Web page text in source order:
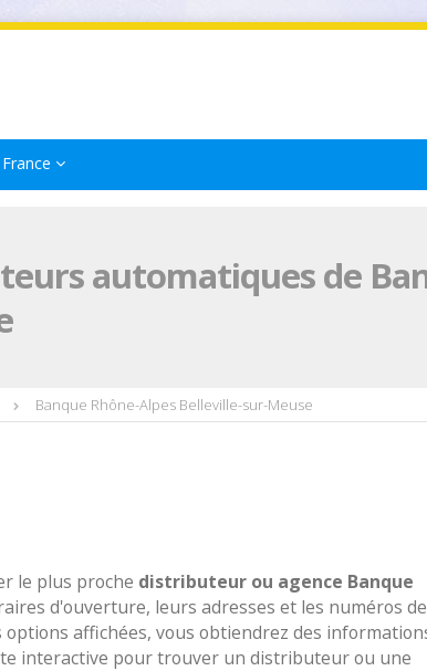
automatiques de
Banque Rhône-Alpes Belleville-sur-Meuse
le plus proche distributeur ou agence Banque
d'ouverture, leurs adresses et les numéros de
affichées, vous obtiendrez des
interactive pour trouver un distributeur ou une